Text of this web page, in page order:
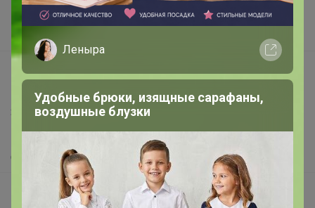
Поставщикам
Вакансии
support@24-ok.ru
Написать в поддержку
Защита покупателя
Помощь
О нас
Все предложения
Леныра
Удобные брюки, изящные сарафаны,
воздушные блузки